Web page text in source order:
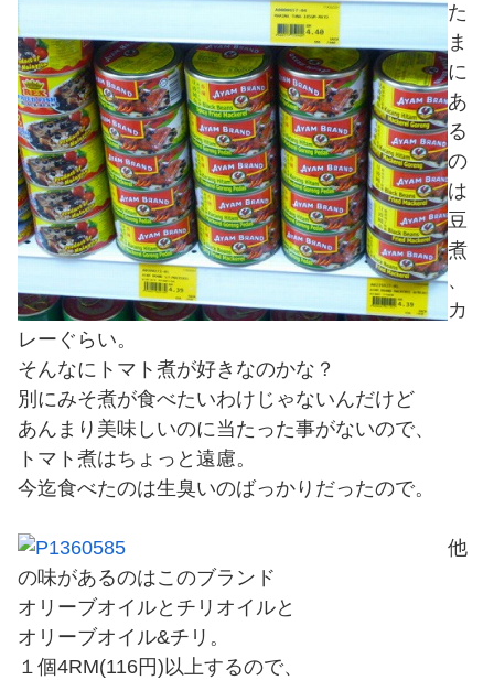
た
ま
に
あ
る
の
は
豆
煮
、
カ
レーぐらい。
そんなにトマト煮が好きなのかな？
別にみそ煮が食べたいわけじゃないんだけど
あんまり美味しいのに当たった事がないので、
トマト煮はちょっと遠慮。
今迄食べたのは生臭いのばっかりだったので。
他
の味があるのはこのブランド
オリーブオイルとチリオイルと
オリーブオイル&チリ。
１個4RM(116円)以上するので、